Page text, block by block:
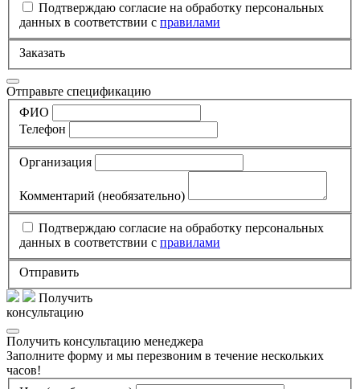
Подтверждаю согласие на обработку персональных
данных в соответствии с правилами
Заказать
Отправьте спецификацию
ФИО
Телефон
Организация
Комментарий (необязательно)
Подтверждаю согласие на обработку персональных
данных в соответствии с правилами
Отправить
Получить
консультацию
Получить консультацию менеджера
Заполните форму и мы перезвоним в течение нескольких
часов!